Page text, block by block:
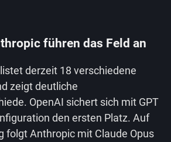
führen das Feld an
derzeit 18 verschiedene
zeigt deutliche
OpenAI sichert sich mit GPT
den ersten Platz. Auf
folgt Anthropic mit Claude Opus